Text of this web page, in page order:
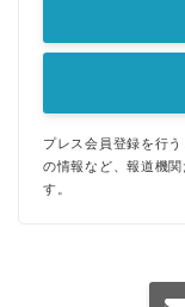
プレス会員登録を行
の情報など、報道機
す。